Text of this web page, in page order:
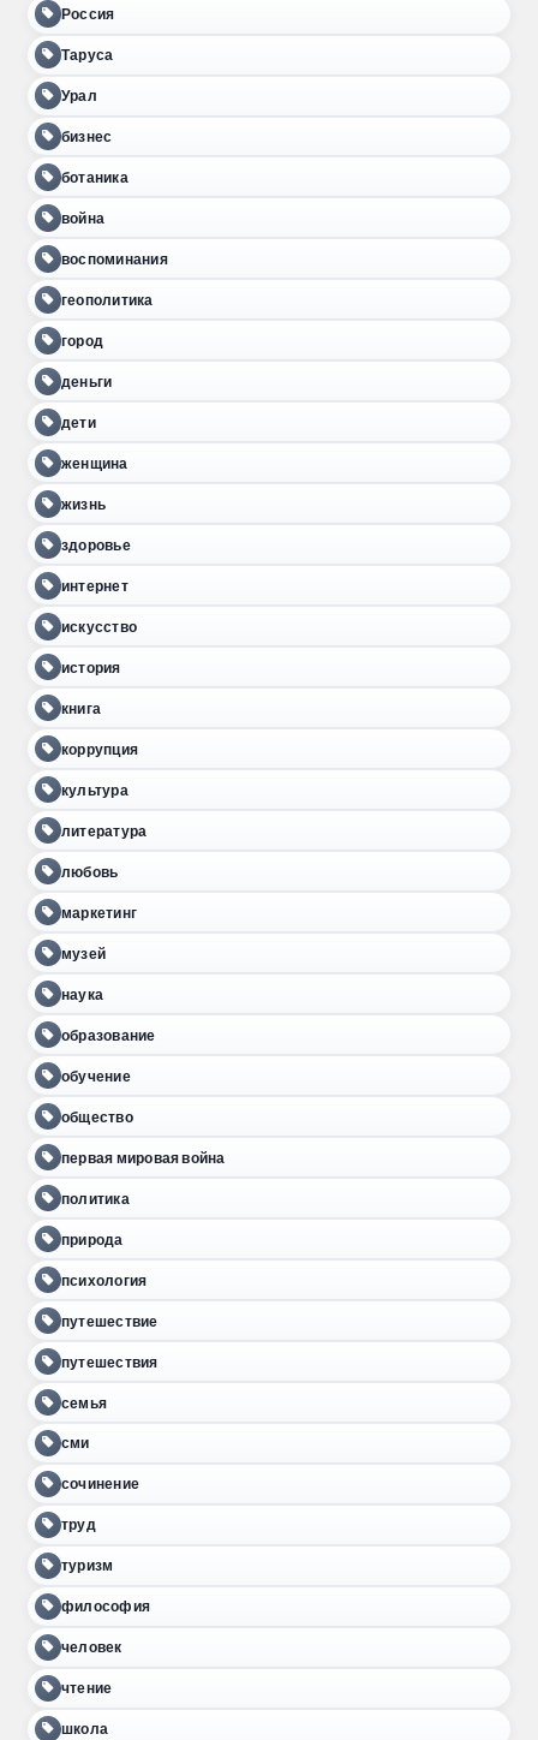
Россия
Таруса
Урал
бизнес
ботаника
война
воспоминания
геополитика
город
деньги
дети
женщина
жизнь
здоровье
интернет
искусство
история
книга
коррупция
культура
литература
любовь
маркетинг
музей
наука
образование
обучение
общество
первая мировая война
политика
природа
психология
путешествие
путешествия
семья
сми
сочинение
труд
туризм
философия
человек
чтение
школа